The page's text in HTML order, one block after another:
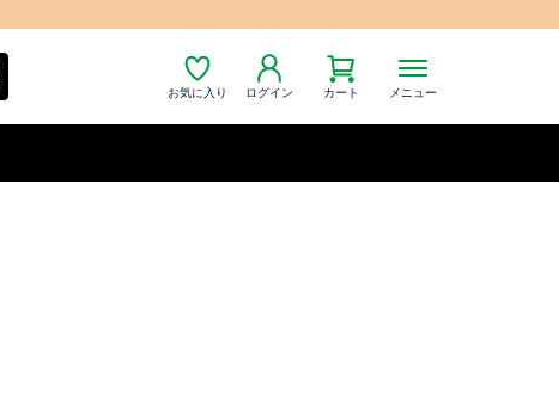
お気に入り ログイン カート メニュー